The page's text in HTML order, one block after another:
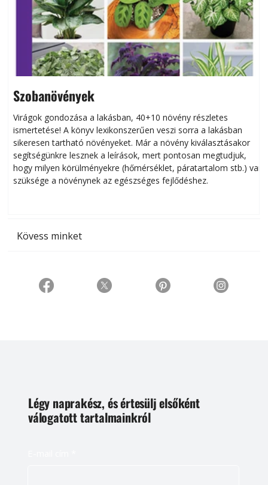
Szobanövények
Virágok gondozása a lakásban, 40+10 növény részletes
ismertetése! A könyv lexikonszerűen veszi sorra a lakásban
sikeresen tart­ha­tó növényeket. Már a növény kiválasztásakor
segítségünkre lesznek a leírások, mert pontosan megtudjuk,
hogy milyen körülményekre (hőmérséklet, páratartalom stb.) van
szüksége a növénynek az egészséges fejlődéshez.
Kövess minket
Légy naprakész, és értesülj elsőként
válogatott tartalmainkról